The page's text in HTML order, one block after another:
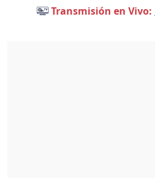
Transmisión en Vivo: